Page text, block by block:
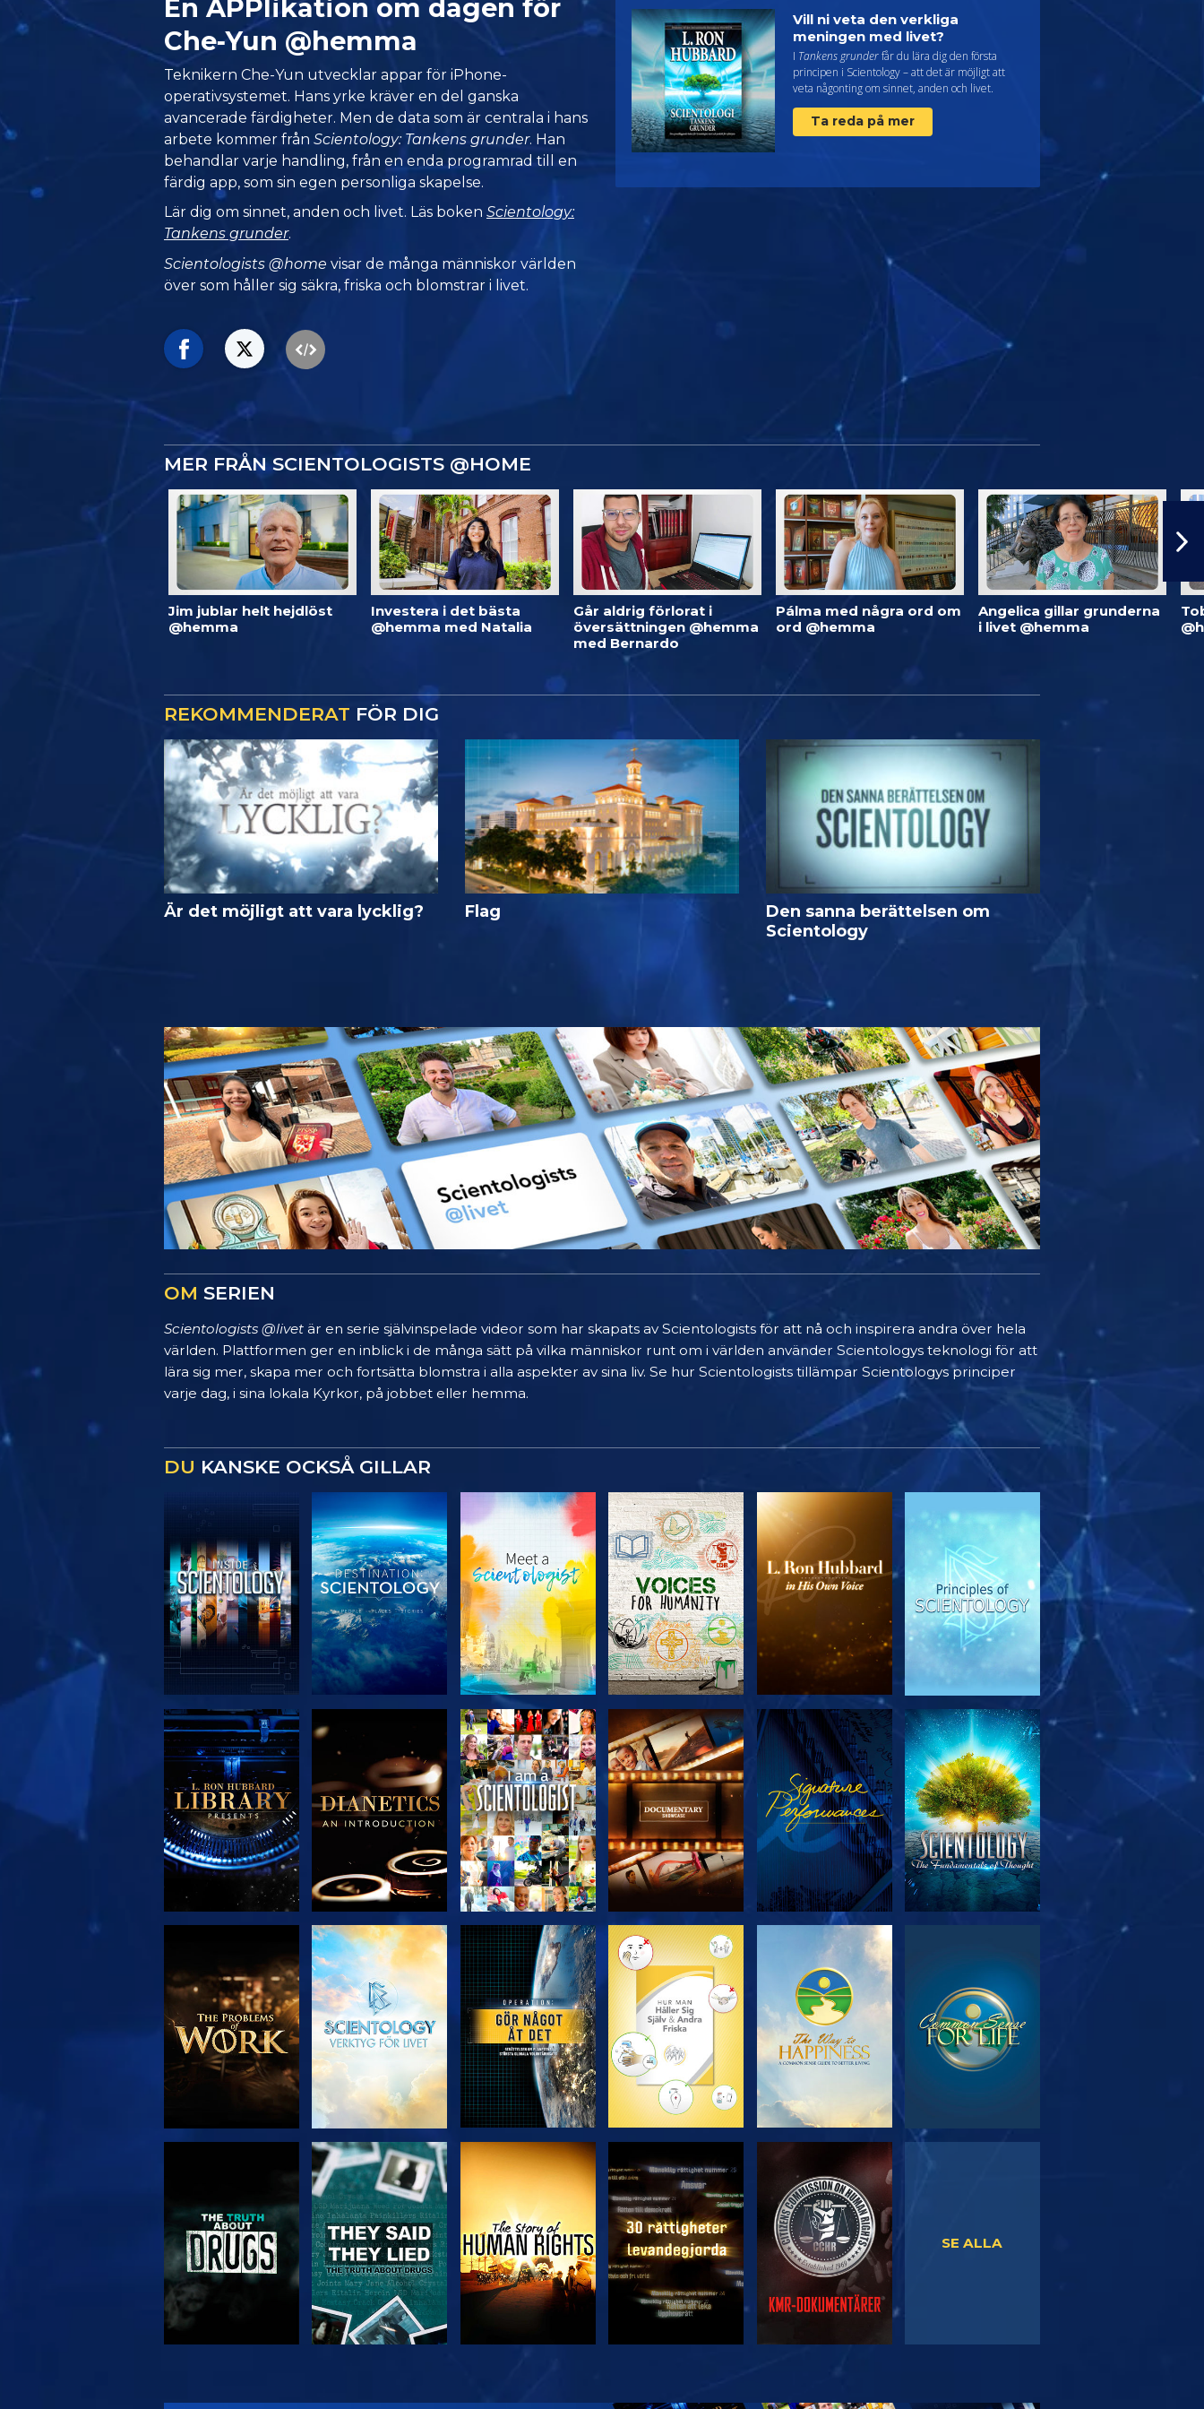
En APPlikation om dagen för
Che‑Yun @hemma
Teknikern Che-Yun utvecklar appar för iPhone-
operativsystemet. Hans yrke kräver en del ganska
avancerade färdigheter. Men de data som är centrala i hans
arbete kommer frånScientology: Tankens grunder. Han
behandlar varje handling, från en enda programrad till en
färdig app, som sin egen personliga skapelse.
Lär dig om sinnet, anden och livet. Läs bokenScientology:
Tankens grunder.
Scientologists @home visar de många människor världen
över som håller sig säkra, friska och blomstrar i livet.
Vill ni veta den verkliga
meningen med livet?
I Tankens grunderfår du lära dig den första
principen i Scientology – att det är möjligt att
veta någonting om sinnet, anden och livet.
Ta reda på mer
MER FRÅN SCIENTOLOGISTS @HOME
Jim jublar helt hejdlöst
@hemma
Investera i det bästa
@hemma med Natalia
Går aldrig förlorat i
översättningen @hemma
med Bernardo
Pálma med några ord om
ord @hemma
Angelica gillar grunderna
i livet @hemma
REKOMMENDERAT FÖR DIG
Är det möjligt att vara lycklig? Flag
Den sanna berättelsen om
Scientology
OM SERIEN
Scientologists @livet är en serie självinspelade videor som har skapats av Scientologists för att nå och inspirera andra över hela
världen. Plattformen ger en inblick i de många sätt på vilka människor runt om i världen använder Scientologys teknologi för att
lära sig mer, skapa mer och fortsätta blomstra i alla aspekter av sina liv. Se hur Scientologists tillämpar Scientologys principer
varje dag, i sina lokala Kyrkor, på jobbet eller hemma.
DU KANSKE OCKSÅ GILLAR
UTFORSKA
SERIEN
UTFORSKA
SERIEN
UTFORSKA
SERIEN
UTFORSKA
SERIEN
UTFORSKA
SERIEN
TITTA
UTFORSKA
SERIEN
TITTA
UTFORSKA
SERIEN
UTFORSKA
SERIEN
UTFORSKA
SERIEN
TITTA TITTA TITTA TITTA
SE ALLA